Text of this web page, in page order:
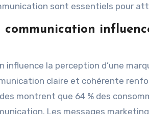
sont essentiels pour
communication
influence la perception d’une
claire et cohérente
montrent que 64 % des
Les messages